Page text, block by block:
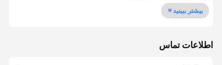
بیشتر ببینید
اطلاعات تماس